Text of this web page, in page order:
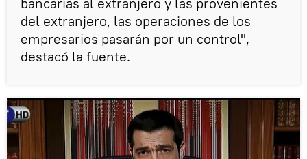
del extranjero, las operaciones de los
empresarios pasarán por un control",
destacó la fuente.